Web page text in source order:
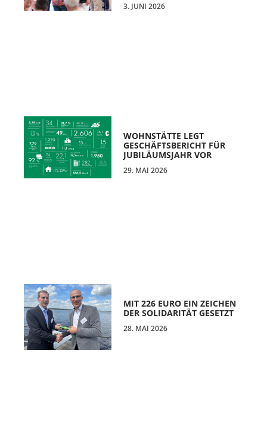
3. JUNI 2026
WOHNSTÄTTE LEGT
GESCHÄFTSBERICHT FÜR
JUBILÄUMSJAHR VOR
29. MAI 2026
MIT 226 EURO EIN ZEICHEN
DER SOLIDARITÄT GESETZT
28. MAI 2026